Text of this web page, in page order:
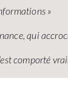
»
qui
comporté